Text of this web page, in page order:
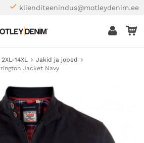
klienditeenindus@motleydenim.ee
14XL
Jakid ja joped
Jacket Navy